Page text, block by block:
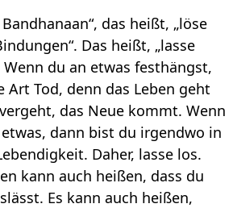
das heißt, „löse
Das heißt, „lasse
Wenn du an etwas festhängst,
Art Tod, denn das Leben geht
das Neue kommt. Wenn
dann bist du irgendwo in
Daher, lasse los.
kann auch heißen, dass du
Es kann auch heißen,